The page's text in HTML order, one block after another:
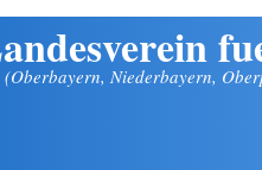
Niederbayern,